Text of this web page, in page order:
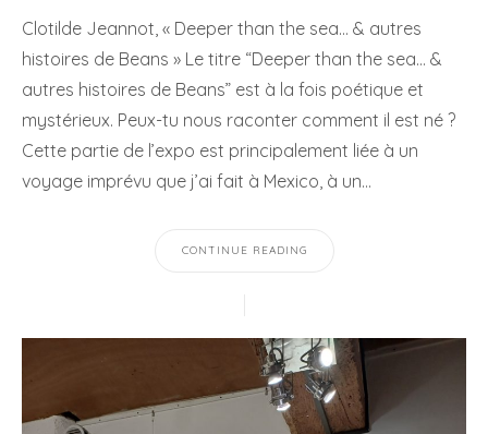
Clotilde Jeannot, « Deeper than the sea… & autres
histoires de Beans » Le titre “Deeper than the sea… &
autres histoires de Beans” est à la fois poétique et
mystérieux. Peux-tu nous raconter comment il est né ?
Cette partie de l’expo est principalement liée à un
voyage imprévu que j’ai fait à Mexico, à un…
CONTINUE READING